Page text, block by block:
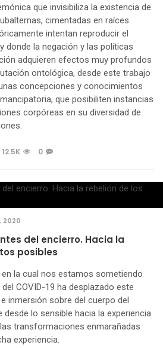
que invisibiliza la existencia de
cimentadas en raíces
intentan reproducir el
donde la negación y las políticas
adquieren efectos muy profundos
ontológica, desde este trabajo
concepciones y conocimientos
que posibiliten instancias
corpóreas en su diversidad de
12.5K 0
2020
del encierro. Hacia la
posibles
la cual nos estamos sometiendo
COVID-19 ha desplazado este
inmersión sobre del cuerpo del
lo sensible hacia la experiencia
transformaciones enmarañadas
experiencia.